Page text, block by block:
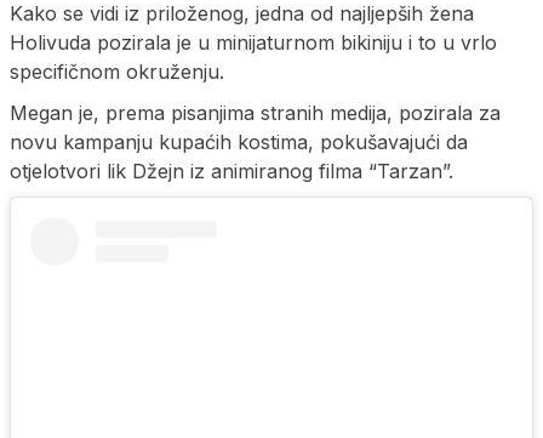
Kako se vidi iz priloženog, jedna od najljepših žena
Holivuda pozirala je u minijaturnom bikiniju i to u vrlo
specifičnom okruženju.
Megan je, prema pisanjima stranih medija, pozirala za
novu kampanju kupaćih kostima, pokušavajući da
otjelotvori lik Džejn iz animiranog filma “Tarzan”.